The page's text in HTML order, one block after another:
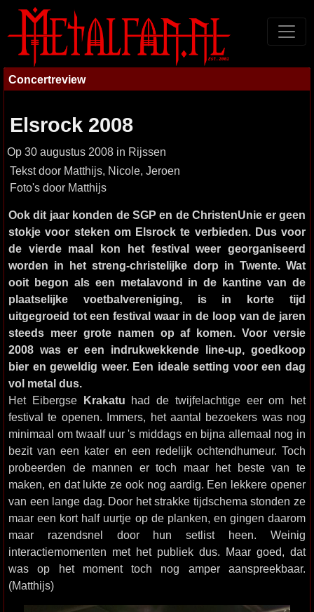
Concertreview
Elsrock 2008
Op 30 augustus 2008 in Rijssen
Tekst door Matthijs, Nicole, Jeroen
Foto's door Matthijs
Ook dit jaar konden de SGP en de ChristenUnie er geen
stokje voor steken om Elsrock te verbieden. Dus voor
de vierde maal kon het festival weer georganiseerd
worden in het streng-christelijke dorp in Twente. Wat
ooit begon als een metalavond in de kantine van de
plaatselijke voetbalvereniging, is in korte tijd
uitgegroeid tot een festival waar in de loop van de jaren
steeds meer grote namen op af komen. Voor versie
2008 was er een indrukwekkende line-up, goedkoop
bier en geweldig weer. Een ideale setting voor een dag
vol metal dus.
Het Eibergse Krakatu had de twijfelachtige eer om het
festival te openen. Immers, het aantal bezoekers was nog
minimaal om twaalf uur 's middags en bijna allemaal nog in
bezit van een kater en een redelijk ochtendhumeur. Toch
probeerden de mannen er toch maar het beste van te
maken, en dat lukte ze ook nog aardig. Een lekkere opener
van een lange dag. Door het strakke tijdschema stonden ze
maar een kort half uurtje op de planken, en gingen daarom
maar razendsnel door hun setlist heen. Weinig
interactiemomenten met het publiek dus. Maar goed, dat
was op het moment toch nog amper aanspreekbaar.
(Matthijs)